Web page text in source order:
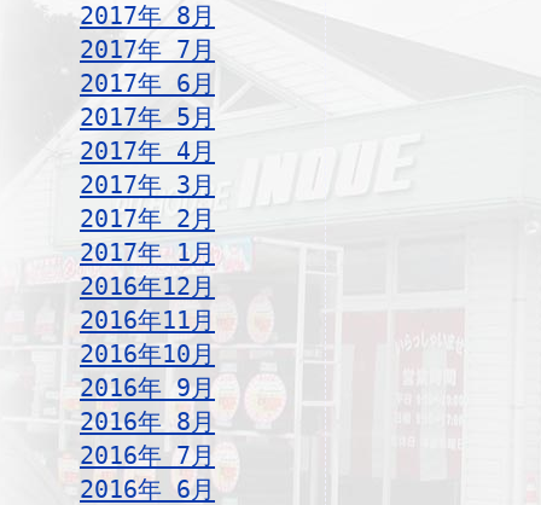
2017年 8月
2017年 7月
2017年 6月
2017年 5月
2017年 4月
2017年 3月
2017年 2月
2017年 1月
2016年12月
2016年11月
2016年10月
2016年 9月
2016年 8月
2016年 7月
2016年 6月